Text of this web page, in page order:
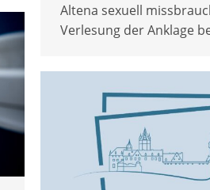
Altena sexuell
Verlesung der Anklage